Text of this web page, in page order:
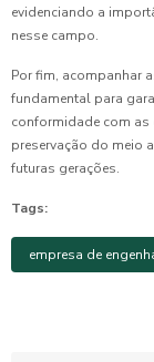
evidenciando a
nesse campo.
Por fim, acompanhar
fundamental para
conformidade com as
preservação do meio
futuras gerações.
Tags:
empresa de